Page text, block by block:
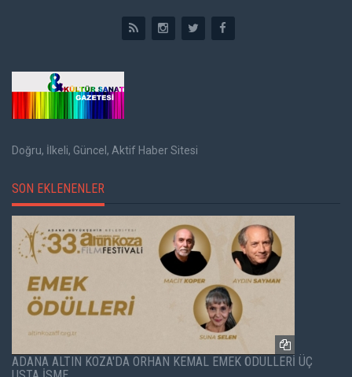
Doğru, İlkeli, Güncel, Aktif Haber Sitesi
SON EKLENENLER
ADANA ALTIN KOZA'DA ORHAN KEMAL EMEK ÖDÜLLERİ ÜÇ